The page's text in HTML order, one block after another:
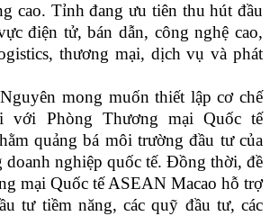
cao. Tỉnh đang ưu tiên thu hút đầu
điện tử, bán dẫn, công nghệ cao,
thương mại, dịch vụ và phát
mong muốn thiết lập cơ chế
với Phòng Thương mại Quốc tế
quảng bá môi trường đầu tư của
nghiệp quốc tế. Đồng thời, đề
mại Quốc tế ASEAN Macao hỗ trợ
tư tiềm năng, các quỹ đầu tư, các